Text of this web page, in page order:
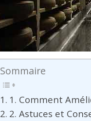
Sommaire
1. Comment
2. Astuces et